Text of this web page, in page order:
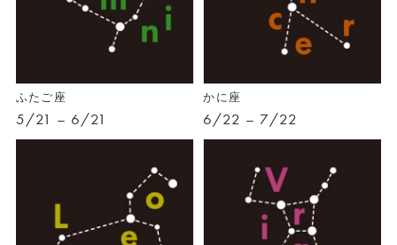
ふたご座
5/21 – 6/21
かに座
6/22 – 7/22